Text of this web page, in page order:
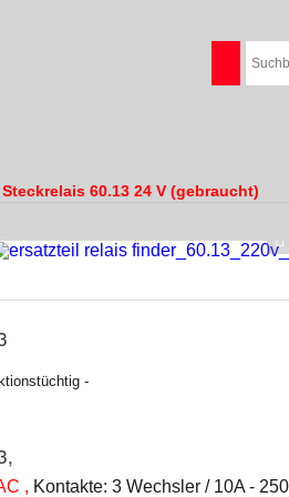
60.13 24 V (gebraucht)
-
, Kontakte: 3 Wechsler / 10A -